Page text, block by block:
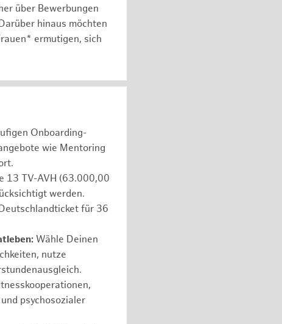
über Bewerbungen
hinaus möchten
ermutigen, sich
Onboarding-
wie Mentoring
13 TV-AVH (63.000,00
werden.
für 36
Wähle Deinen
nutze
psychosozialer